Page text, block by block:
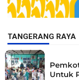
TANGERANG RAYA
Untuk